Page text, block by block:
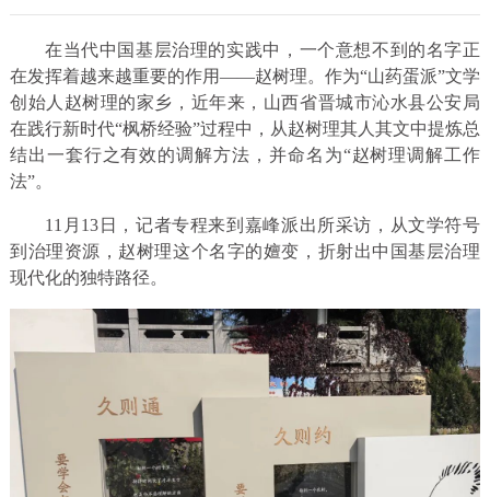
在当代中国基层治理的实践中，一个意想不到的名字正
在发挥着越来越重要的作用——赵树理。作为“山药蛋派”文学
创始人赵树理的家乡，近年来，山西省晋城市沁水县公安局
在践行新时代“枫桥经验”过程中，从赵树理其人其文中提炼总
结出一套行之有效的调解方法，并命名为“赵树理调解工作
法”。
11月13日，记者专程来到嘉峰派出所采访，从文学符号
到治理资源，赵树理这个名字的嬗变，折射出中国基层治理
现代化的独特路径。